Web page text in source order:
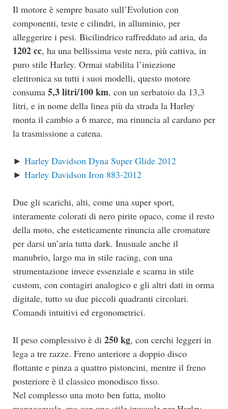
Il motore è sempre basato sull’Evolution con
componenti, teste e cilindri, in alluminio, per
alleggerire i pesi. Bicilindrico raffreddato ad aria, da
1202 cc, ha una bellissima veste nera, più cattiva, in
puro stile Harley. Ormai stabilita l’iniezione
elettronica su tutti i suoi modelli, questo motore
consuma 5,3 litri/100 km, con un serbatoio da 13,3
litri, e in nome della linea più da strada la Harley
monta il cambio a 6 marce, ma rinuncia al cardano per
la trasmissione a catena.
► Harley Davidson Dyna Super Glide 2012
► Harley Davidson Iron 883-2012
Due gli scarichi, alti, come una super sport,
interamente colorati di nero pirite opaco, come il resto
della moto, che esteticamente rinuncia alle cromature
per darsi un’aria tutta dark. Inusuale anche il
manubrio, largo ma in stile racing, con una
strumentazione invece essenziale e scarna in stile
custom, con contagiri analogico e gli altri dati in orma
digitale, tutto su due piccoli quadranti circolari.
Comandi intuitivi ed ergonometrici.
Il peso complessivo è di 250 kg, con cerchi leggeri in
lega a tre razze. Freno anteriore a doppio disco
flottante e pinza a quattro pistoncini, mentre il freno
posteriore è il classico monodisco fisso.
Nel complesso una moto ben fatta, molto